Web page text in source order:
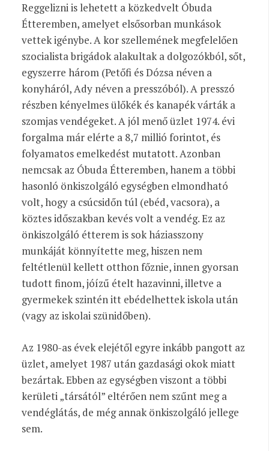
Reggelizni is lehetett a közkedvelt Óbuda
Étteremben, amelyet elsősorban munkások
vettek igénybe. A kor szellemének megfelelően
szocialista brigádok alakultak a dolgozókból, sőt,
egyszerre három (Petőfi és Dózsa néven a
konyháról, Ady néven a presszóból). A presszó
részben kényelmes ülőkék és kanapék várták a
szomjas vendégeket. A jól menő üzlet 1974. évi
forgalma már elérte a 8,7 millió forintot, és
folyamatos emelkedést mutatott. Azonban
nemcsak az Óbuda Étteremben, hanem a többi
hasonló önkiszolgáló egységben elmondható
volt, hogy a csúcsidőn túl (ebéd, vacsora), a
köztes időszakban kevés volt a vendég. Ez az
önkiszolgáló étterem is sok háziasszony
munkáját könnyítette meg, hiszen nem
feltétlenül kellett otthon főznie, innen gyorsan
tudott finom, jóízű ételt hazavinni, illetve a
gyermekek szintén itt ebédelhettek iskola után
(vagy az iskolai szünidőben).
Az 1980-as évek elejétől egyre inkább pangott az
üzlet, amelyet 1987 után gazdasági okok miatt
bezártak. Ebben az egységben viszont a többi
kerületi „társától” eltérően nem szűnt meg a
vendéglátás, de még annak önkiszolgáló jellege
sem.